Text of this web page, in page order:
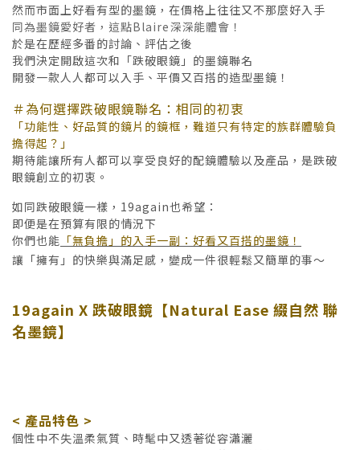
然而市面上好看有型的墨鏡，在價格上往往又不那麼好入手
同為墨鏡愛好者，這點Blaire深深能體會！
於是在歷經多番的討論、評估之後
我們決定開啟這次和「跌破眼鏡」的墨鏡聯名
開發一款人人都可以入手、平價又百搭的造型墨鏡！
＃為何選擇跌破眼鏡聯名：相同的初衷
「功能性、好品質的鏡片的鏡框，難道只有特定的族群體驗負
擔得起？」
期待能讓所有人都可以享受良好的配鏡體驗以及產品，是跌破
眼鏡創立的初衷。
如同跌破眼鏡一樣，19again也希望：
即便是在預算有限的情況下
你們也能 「無負擔」的入手一副：好看又百搭的墨鏡！
讓「擁有」的快樂與滿足感，變成一件很輕鬆又簡單的事～
19again X 跌破眼鏡 【Natural Ease 綴自然 聯
名墨鏡】
< 產品特色 >
個性中不失溫柔氣質、時髦中又透著從容瀟灑